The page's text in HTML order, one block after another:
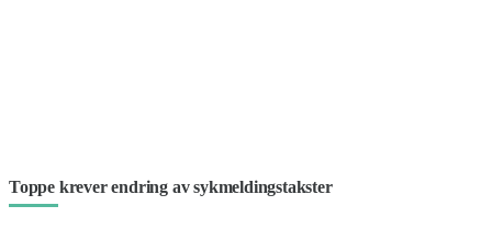
Toppe krever endring av sykmeldingstakster